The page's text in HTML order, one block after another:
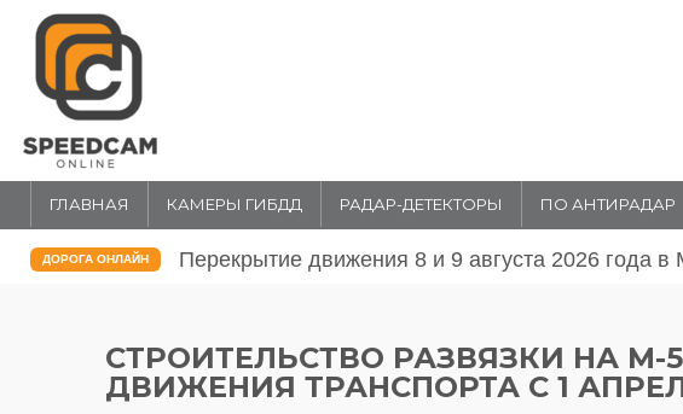
ГЛАВНАЯ КАМЕРЫ ГИБДД РАДАР-ДЕТЕКТОРЫ ПО АНТИРАДАР
ДОРОГА ОНЛАЙН Перекрытие движения 31 июля и 1 августа 20026
СТРОИТЕЛЬСТВО РАЗВЯЗКИ НА
ДВИЖЕНИЯ ТРАНСПОРТА С 1